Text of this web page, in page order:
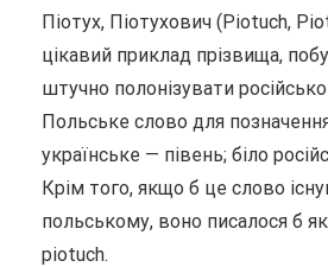
Піотух, Піотухович (Piotuch,
цікавий приклад прізвища,
штучно полонізувати
Польське слово для
українське — пiвень; біло
Крім того, якщо б це слово
польському, воно писалося б
piotuch.